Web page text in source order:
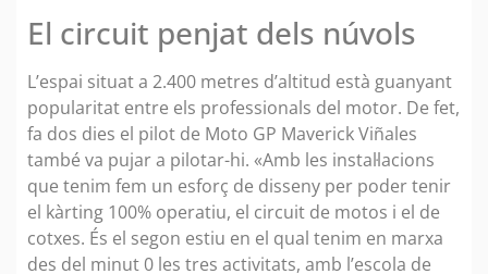
El circuit penjat dels núvols
L’espai situat a 2.400 metres d’altitud està guanyant
popularitat entre els professionals del motor. De fet,
fa dos dies el pilot de Moto GP Maverick Viñales
també va pujar a pilotar-hi. «Amb les instal·lacions
que tenim fem un esforç de disseny per poder tenir
el kàrting 100% operatiu, el circuit de motos i el de
cotxes. És el segon estiu en el qual tenim en marxa
des del minut 0 les tres activitats, amb l’escola de